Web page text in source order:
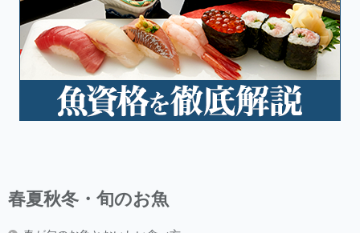
春夏秋冬・旬のお魚